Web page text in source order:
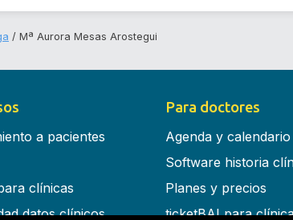
Mª Aurora Mesas Arostegui
a pacientes
clínicas
datos clínicos
Para doctores
Agenda y calendario
Software historia
Planes y precios
ticketBAI para